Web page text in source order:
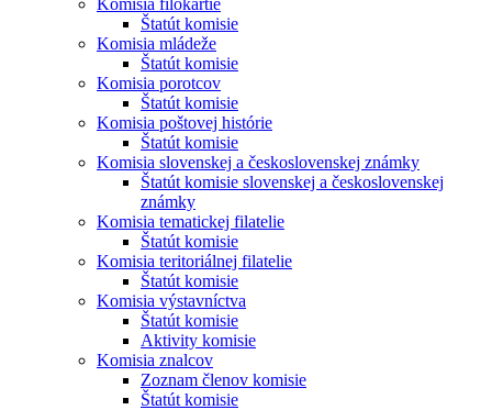
Komisia filokartie
Štatút komisie
Komisia mládeže
Štatút komisie
Komisia porotcov
Štatút komisie
Komisia poštovej histórie
Štatút komisie
Komisia slovenskej a československej známky
Štatút komisie slovenskej a československej
známky
Komisia tematickej filatelie
Štatút komisie
Komisia teritoriálnej filatelie
Štatút komisie
Komisia výstavníctva
Štatút komisie
Aktivity komisie
Komisia znalcov
Zoznam členov komisie
Štatút komisie